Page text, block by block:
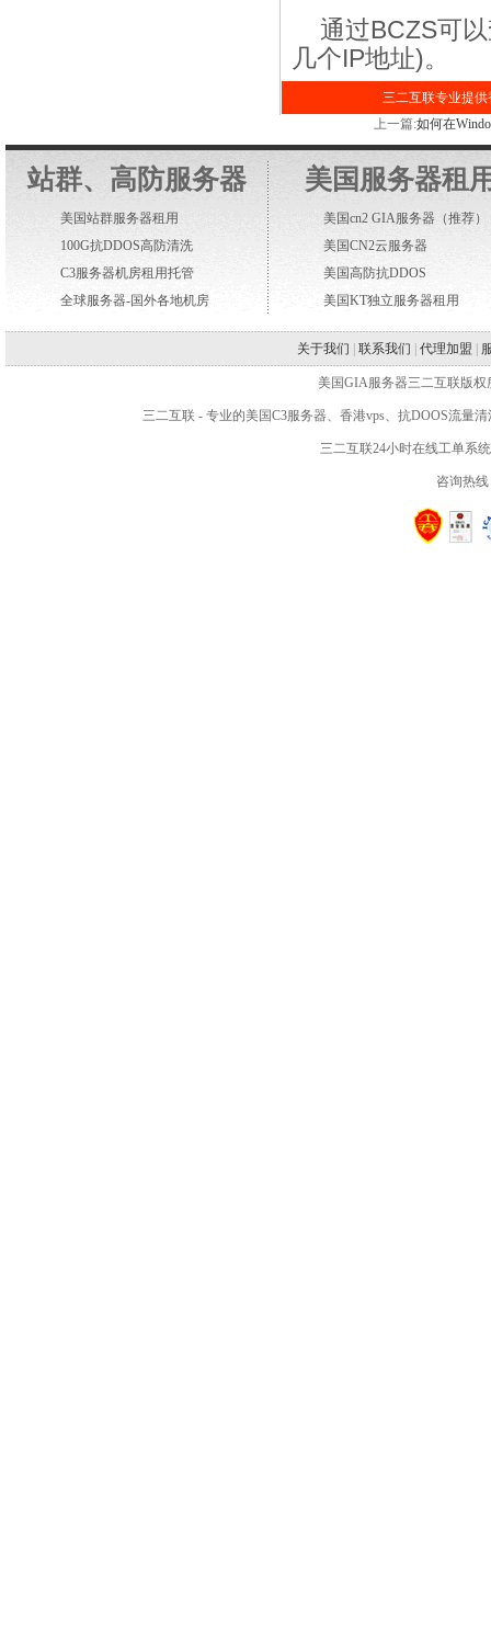
通过BCZS可
几个IP地址)。
三二互联专业提
上一篇:如何在
站群、高防服务器
美国站群服务器租用
100G抗DDOS高防清洗
C3服务器机房租用托管
全球服务器-国外各地机房
美国服务器租
美国cn2 GIA服务器 （推荐）
美国CN2云服务器
美国高防抗DDOS
美国KT独立服务器租用
关于我们 联系我们 代理加盟
美国GIA服务器三二互联版权
三二互联- 专业的美国C3服务器、 香港vps、抗DOOS流量
三二互联24小时在线工单系
咨询热